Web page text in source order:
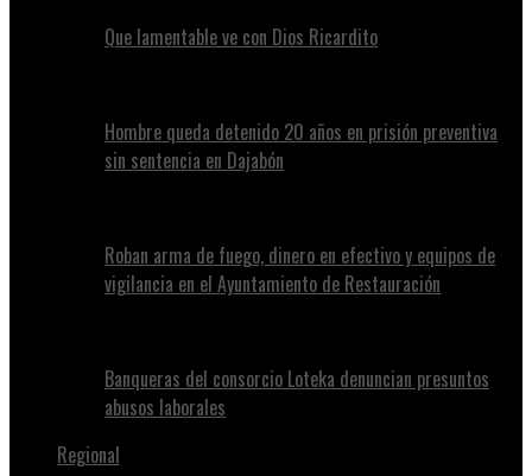
Que lamentable ve con Dios Ricardito
Hombre queda detenido 20 años en prisión preventiva
sin sentencia en Dajabón
Roban arma de fuego, dinero en efectivo y equipos de
vigilancia en el Ayuntamiento de Restauración
Banqueras del consorcio Loteka denuncian presuntos
abusos laborales
Regional